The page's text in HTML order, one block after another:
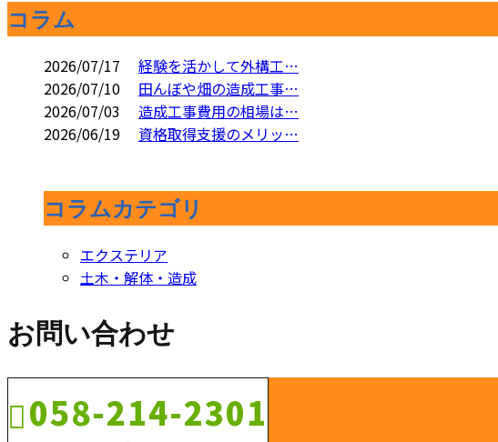
コラム
2026/07/17
経験を活かして外構工…
2026/07/10
田んぼや畑の造成工事…
2026/07/03
造成工事費用の相場は…
2026/06/19
資格取得支援のメリッ…
コラムカテゴリ
エクステリア
土木・解体・造成
お問い合わせ
058-214-2301